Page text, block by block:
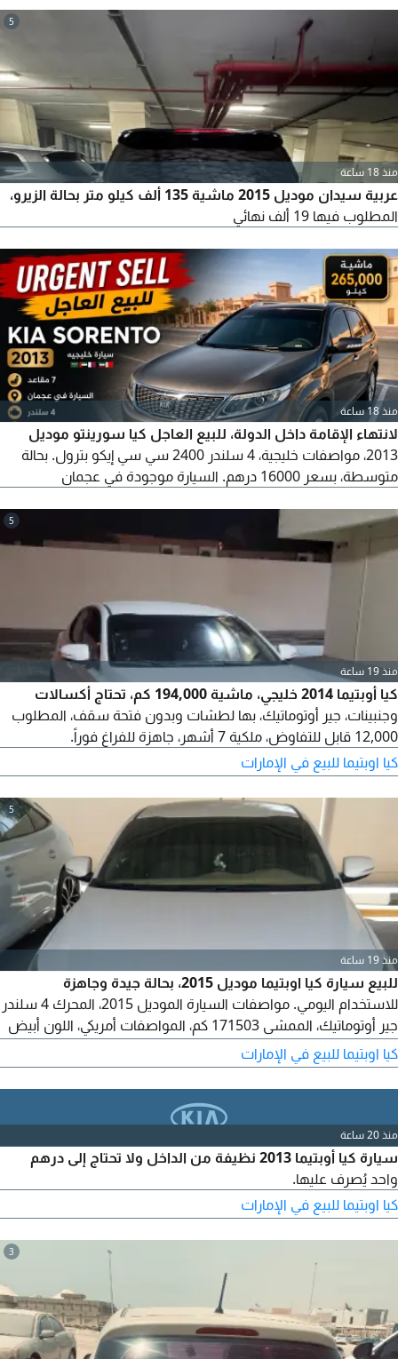
5
منذ 18 ساعة
عربية سيدان موديل 2015 ماشية 135 ألف كيلو متر بحالة الزيرو،
المطلوب فيها 19 ألف نهائي
منذ 18 ساعة
لانتهاء الإقامة داخل الدولة، للبيع العاجل كيا سورينتو موديل
2013، مواصفات خليجية، 4 سلندر 2400 سي سي إيكو بترول. بحالة
متوسطة، بسعر 16000 درهم. السيارة موجودة في عجمان
5
منذ 19 ساعة
كيا أوبتيما 2014 خليجي، ماشية 194,000 كم، تحتاج أكسالات
وجنبينات، جير أوتوماتيك، بها لطشات وبدون فتحة سقف، المطلوب
12,000 قابل للتفاوض، ملكية 7 أشهر، جاهزة للفراغ فوراً.
كيا اوبتيما للبيع في الإمارات
5
منذ 19 ساعة
للبيع سيارة كيا اوبتيما موديل 2015، بحالة جيدة وجاهزة
للاستخدام اليومي. مواصفات السيارة الموديل 2015، المحرك 4 سلندر
جير أوتوماتيك، الممشى 171503 كم، المواصفات أمريكي، اللون أبيض
لؤلؤي، مكيف يعمل بكفاءة، محرك وجير بحالة ممتازة، السيارة نظيفة
من الداخل والخارج، الصيانة الدورية منتظمة. السعر 15000 قابل
للتفاوض بالمعقول. للتواصل عبر الاتصال
كيا اوبتيما للبيع في الإمارات
منذ 20 ساعة
سيارة كيا أوبتيما 2013 نظيفة من الداخل ولا تحتاج إلى درهم
واحد يُصرف عليها.
كيا اوبتيما للبيع في الإمارات
3